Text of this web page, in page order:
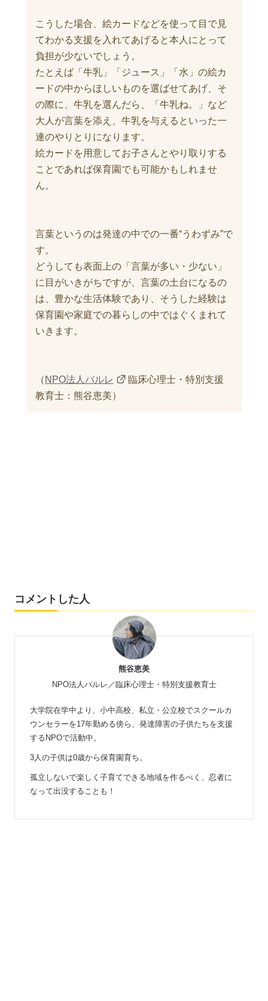
こうした場合、絵カードなどを使って目で見
てわかる支援を入れてあげると本人にとって
負担が少ないでしょう。
たとえば「牛乳」「ジュース」「水」の絵カ
ードの中からほしいものを選ばせてあげ、そ
の際に、牛乳を選んだら、「牛乳ね。」など
大人が言葉を添え、牛乳を与えるといった一
連のやりとりになります。
絵カードを用意してお子さんとやり取りする
ことであれば保育園でも可能かもしれませ
ん。
言葉というのは発達の中での一番“うわずみ”で
す。
どうしても表面上の「言葉が多い・少ない」
に目がいきがちですが、言葉の土台になるの
は、豊かな生活体験であり、そうした経験は
保育園や家庭での暮らしの中ではぐくまれて
いきます。
（ NPO法人パルレ
臨床心理士・特別支援
教育士：熊谷恵美）
コメントした人
熊谷恵美
NPO法人パルレ／臨床心理士・特別支援教育士
大学院在学中より、小中高校、私立・公立校でスクールカ
ウンセラーを17年勤める傍ら、発達障害の子供たちを支援
するNPOで活動中。
3人の子供は0歳から保育園育ち。
孤立しないで楽しく子育てできる地域を作るべく、忍者に
なって出没することも！